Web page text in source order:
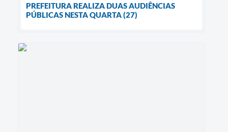
PREFEITURA REALIZA DUAS AUDIÊNCIAS
PÚBLICAS NESTA QUARTA (27)